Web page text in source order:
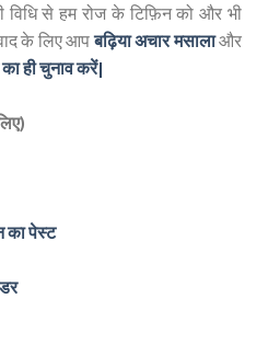
विधि से हम रोज के टिफ़िन को और भी
के लिए आपबढ़िया अचार मसालाऔर
ही चुनाव करें|
पेस्ट